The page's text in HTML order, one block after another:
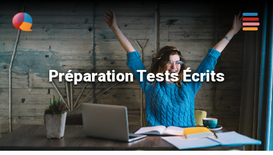
Préparation Tests Écrits